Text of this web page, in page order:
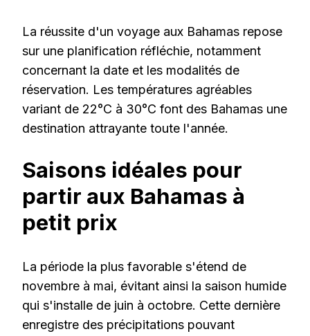
La réussite d'un voyage aux Bahamas repose
sur une planification réfléchie, notamment
concernant la date et les modalités de
réservation. Les températures agréables
variant de 22°C à 30°C font des Bahamas une
destination attrayante toute l'année.
Saisons idéales pour
partir aux Bahamas à
petit prix
La période la plus favorable s'étend de
novembre à mai, évitant ainsi la saison humide
qui s'installe de juin à octobre. Cette dernière
enregistre des précipitations pouvant